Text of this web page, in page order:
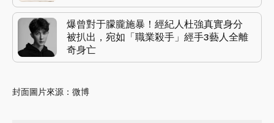
爆曾對于朦朧施暴！經紀人杜強真實身分
被扒出，宛如「職業殺手」經手3藝人全離
奇身亡
封面圖片來源：微博